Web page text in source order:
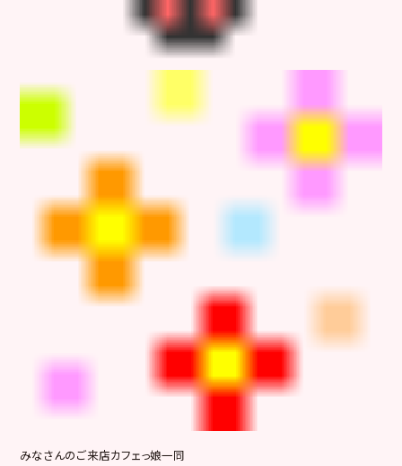
みなさんのご来店カフェっ娘一同